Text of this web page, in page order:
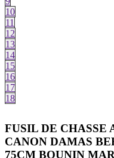
10
11
12
13
14
15
16
17
18
FUSIL DE CHASSE
CANON DAMAS
75CM BOUNIN